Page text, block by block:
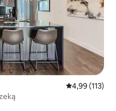
Średnia
4,99 (113)